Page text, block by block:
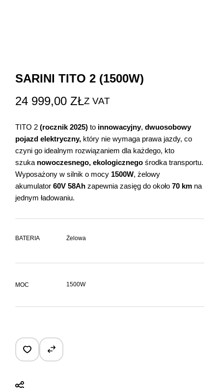
SARINI TITO 2 (1500W)
24 999,00ZŁZ VAT
TITO 2 (rocznik 2025) to innowacyjny,dwuosobowy
pojazd elektryczny, który nie wymaga prawa jazdy, co
czyni go idealnym rozwiązaniem dla każdego, kto
szuka nowoczesnego, ekologicznego środka transportu.
Wyposażony w silnik o mocy 1500W, żelowy
akumulator60V 58Ah zapewnia zasięg do około70 km na
jednym ładowaniu.
BATERIA Żelowa
MOC 1500W